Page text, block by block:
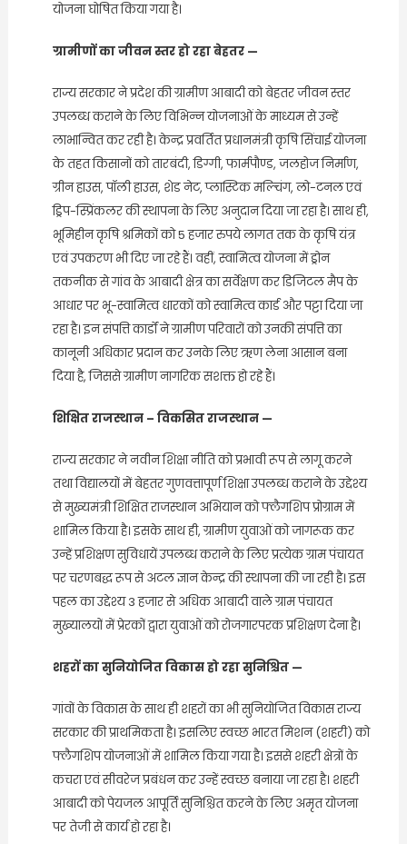
योजना घोषित किया गया है।
ग्रामीणों का जीवन स्तर हो रहा बेहतर —
राज्य सरकार ने प्रदेश की ग्रामीण आबादी को बेहतर जीवन स्तर
उपलब्ध कराने के लिए विभिन्न योजनाओं के माध्यम से उन्हें
लाभान्वित कर रही है। केन्द्र प्रवर्तित प्रधानमंत्री कृषि सिंचाई योजना
के तहत किसानों को तारबंदी, डिग्गी, फार्मपौण्ड, जलहोज निर्माण,
ग्रीन हाउस, पॉली हाउस, शेड नेट, प्लास्टिक मल्चिंग, लो-टनल एवं
ड्रिप-स्प्रिंकलर की स्थापना के लिए अनुदान दिया जा रहा है। साथ ही,
भूमिहीन कृषि श्रमिकों को 5 हजार रुपये लागत तक के कृषि यंत्र
एवं उपकरण भी दिए जा रहे हैं। वहीं, स्वामित्व योजना में ड्रोन
तकनीक से गांव के आबादी क्षेत्र का सर्वेक्षण कर डिजिटल मैप के
आधार पर भू-स्वामित्व धारकों को स्वामित्व कार्ड और पट्टा दिया जा
रहा है। इन संपत्ति कार्डों ने ग्रामीण परिवारों को उनकी संपत्ति का
कानूनी अधिकार प्रदान कर उनके लिए ऋण लेना आसान बना
दिया है, जिससे ग्रामीण नागरिक सशक्त हो रहे हैं।
शिक्षित राजस्थान – विकसित राजस्थान —
राज्य सरकार ने नवीन शिक्षा नीति को प्रभावी रूप से लागू करने
तथा विद्यालयों में बेहतर गुणवत्तापूर्ण शिक्षा उपलब्ध कराने के उद्देश्य
से मुख्यमंत्री शिक्षित राजस्थान अभियान को फ्लैगशिप प्रोग्राम में
शामिल किया है। इसके साथ ही, ग्रामीण युवाओं को जागरूक कर
उन्हें प्रशिक्षण सुविधायें उपलब्ध कराने के लिए प्रत्येक ग्राम पंचायत
पर चरणबद्ध रूप से अटल ज्ञान केन्द्र की स्थापना की जा रही है। इस
पहल का उद्देश्य 3 हजार से अधिक आबादी वाले ग्राम पंचायत
मुख्यालयों में प्रेरकों द्वारा युवाओं को रोजगारपरक प्रशिक्षण देना है।
शहरों का सुनियोजित विकास हो रहा सुनिश्चित —
गांवों के विकास के साथ ही शहरों का भी सुनियोजित विकास राज्य
सरकार की प्राथमिकता है। इसलिए स्वच्छ भारत मिशन (शहरी) को
फ्लैगशिप योजनाओं में शामिल किया गया है। इससे शहरी क्षेत्रों के
कचरा एवं सीवरेज प्रबंधन कर उन्हें स्वच्छ बनाया जा रहा है। शहरी
आबादी को पेयजल आपूर्ति सुनिश्चित करने के लिए अमृत योजना
पर तेजी से कार्य हो रहा है।